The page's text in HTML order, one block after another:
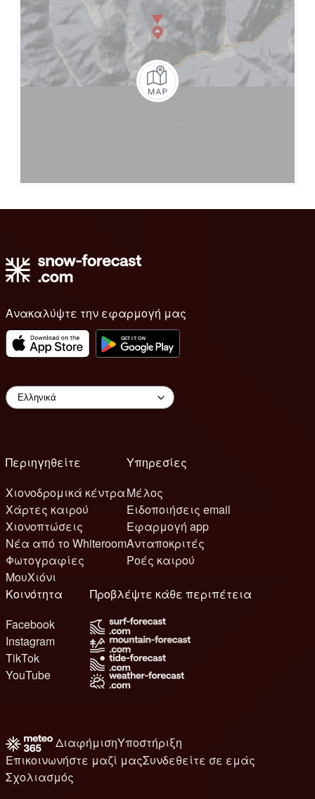
Ανακαλύψτε την εφαρμογή μας
Περιηγηθείτε
Χιονοδρομικά κέντρα
Χάρτες καιρού
Χιονοπτώσεις
Νέα από το Whiteroom
Φωτογραφίες
ΜουΧιόνι
Υπηρεσίες
Μέλος
Ειδοποιήσεις email
Εφαρμογή app
Ανταποκριτές
Ροές καιρού
Κοινότητα
Facebook
Instagram
TikTok
YouTube
Προβλέψτε κάθε περιπέτεια
ΔιαφήμισηΥποστήριξη
Επικοινωνήστε μαζί μαςΣυνδεθείτε σε εμάς
Σχολιασμός